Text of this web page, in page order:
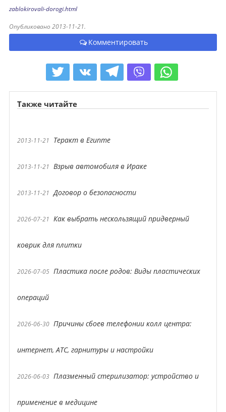
zablokirovali-dorogi.html
Опубликовано 2013-11-21.
Комментировать
Также читайте
2013-11-21 Теракт в Египте
2013-11-21 Взрыв автомобиля в Ираке
2013-11-21 Договор о безопасности
2026-07-21 Как выбрать нескользящий придверный
коврик для плитки
2026-07-05 Пластика после родов: Виды пластических
операций
2026-06-30 Причины сбоев телефонии колл центра:
интернет, АТС, гарнитуры и настройки
2026-06-03 Плазменный стерилизатор: устройство и
применение в медицине